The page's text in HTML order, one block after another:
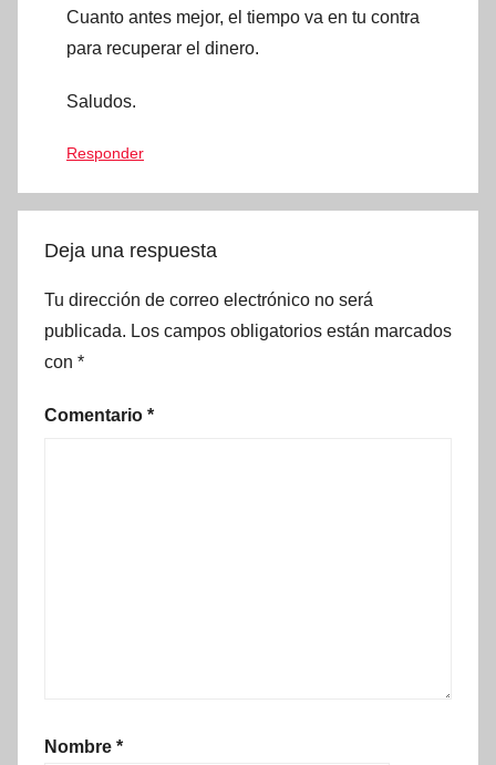
Cuanto antes mejor, el tiempo va en tu contra
para recuperar el dinero.
Saludos.
Responder
Deja una respuesta
Tu dirección de correo electrónico no será
publicada. Los campos obligatorios están marcados
con *
Comentario *
Nombre *